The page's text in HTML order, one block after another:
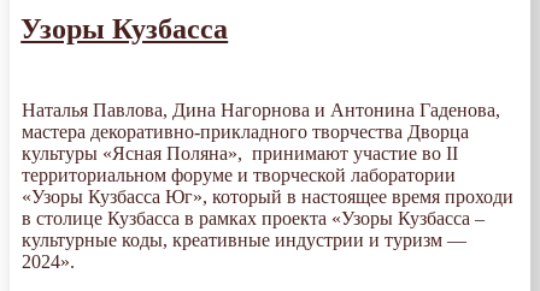
Узоры Кузбасса
Наталья Павлова, Дина Нагорнова и Антонина Гаденова,
мастера декоративно-прикладного творчества Дворца
культуры «Ясная Поляна», принимают участие во II
территориальном форуме и творческой лаборатории
«Узоры Кузбасса Юг», который в настоящее время проходи
в столице Кузбасса в рамках проекта «Узоры Кузбасса –
культурные коды, креативные индустрии и туризм —
2024».